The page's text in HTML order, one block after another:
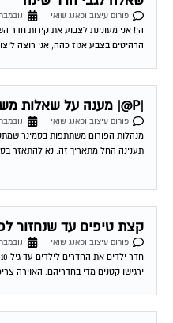
פורום עיצוב ופאנג שואי
נובמבר 11, 2004
הי! אני מעונינת לצבוע את קירות חדר
הרהיטים בצבע אגוז כהה, אני רוצה
|P@| מענה על שאלות משתתפי הפורום
פורום עיצוב ופאנג שואי
נובמבר 13, 2004
תענינה החל מתאריך זה. נא להתאזר
...
קצת טיפים עד שנחזור
פורום עיצוב ופאנג שואי
נובמבר 13, 2004
ירגישו קטנים מדי בחדריהם. האוירה